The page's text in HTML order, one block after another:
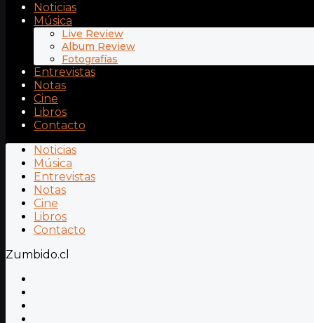
Noticias
Música
Live Review
Album Review
Fotografías
Entrevistas
Notas
Cine
Libros
Contacto
Noticias
Música
Entrevistas
Notas
Cine
Libros
Contacto
Zumbido.cl